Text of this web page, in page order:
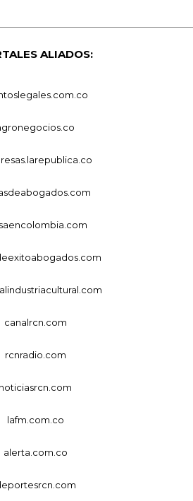
ALIADOS:
canalrcn.com
rcnradio.com
noticiasrcn.com
lafm.com.co
alerta.com.co